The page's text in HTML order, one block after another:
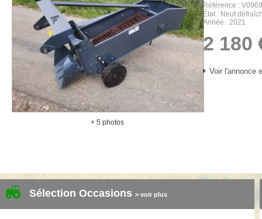
+ 5 photos
Référence
État
Neuf
Année
2021
2 180
Voir l'annonce
Sélection Occasions > voir plus